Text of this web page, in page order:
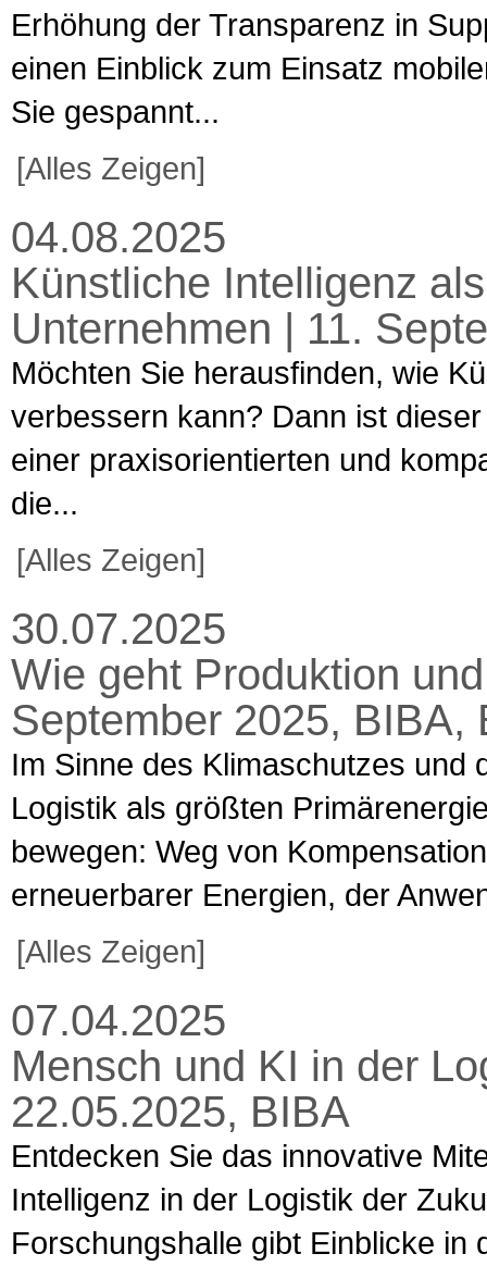
Erhöhung der Transparenz in
einen Einblick zum Einsatz
Sie gespannt...
[Alles Zeigen]
04.08.2025
Künstliche Intelligenz
Unternehmen | 11.
Möchten Sie herausfinden, wie
verbessern kann? Dann ist
einer praxisorientierten und
die...
[Alles Zeigen]
30.07.2025
Wie geht Produktion
September 2025, BIBA,
Im Sinne des Klimaschutzes und
Logistik als größten
bewegen: Weg von
erneuerbarer Energien, der
[Alles Zeigen]
07.04.2025
Mensch und KI in der
22.05.2025, BIBA
Entdecken Sie das innovative
Intelligenz in der Logistik der
Forschungshalle gibt Einblicke in